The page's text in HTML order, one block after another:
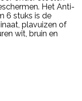
Het Anti-
6 stuks is de
plavuizen of
wit, bruin en